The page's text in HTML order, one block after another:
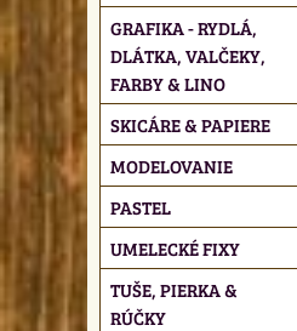
GRAFIKA - RYDLÁ,
DLÁTKA, VALČEKY,
FARBY & LINO
SKICÁRE & PAPIERE
MODELOVANIE
PASTEL
UMELECKÉ FIXY
TUŠE, PIERKA &
RÚČKY